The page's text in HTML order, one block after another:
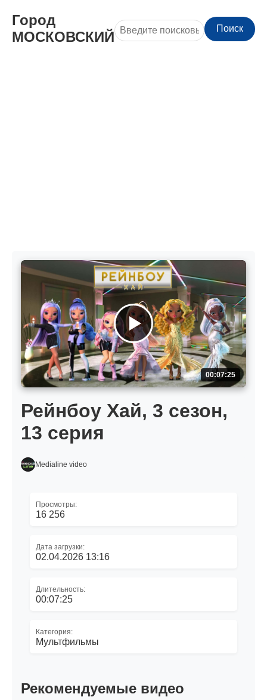
Город
МОСКОВСКИЙ
Поиск
00:07:25
Рейнбоу Хай, 3 сезон,
13 серия
Medialine video
Просмотры:
16 256
Дата загрузки:
02.04.2026 13:16
Длительность:
00:07:25
Категория:
Мультфильмы
Рекомендуемые видео